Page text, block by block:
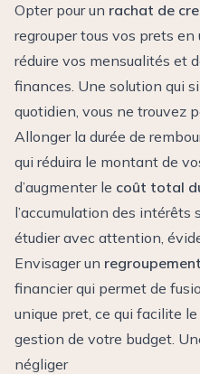
Opter pour un rachat de
regrouper tous vos prets en
réduire vos mensualités et
finances. Une solution qui
quotidien, vous ne trouvez
Allonger la durée de
qui réduira le montant de
d’augmenter le coût total
l’accumulation des intérêts
étudier avec attention,
Envisager un
financier qui permet de
unique pret, ce qui facilite
gestion de votre budget.
négliger